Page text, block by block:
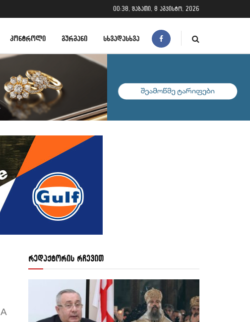
00:38, შაბათი, 8 აგვისტო, 2026
ᲙᲝᲜᲢᲠᲝᲚᲘ ᲒᲣᲠᲛᲐᲜᲘ ᲡᲮᲕᲐᲓᲐᲡᲮᲕᲐ
A
რედაქტორის რჩევით